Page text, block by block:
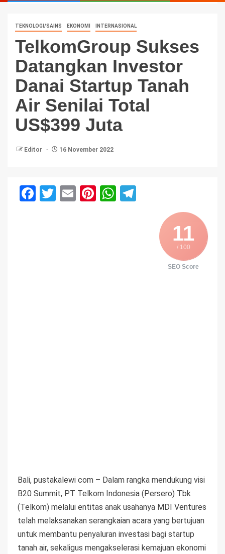
TEKNOLOGI/SAINS EKONOMI INTERNASIONAL
TelkomGroup Sukses
Datangkan Investor
Danai Startup Tanah
Air Senilai Total
US$399 Juta
Editor 16 November 2022
Facebook
Twitter
EmailPinterest
WhatsApp
11
/ 100
SEO Score
Bali, pustakalewi com – Dalam rangka mendukung visi
B20 Summit, PT Telkom Indonesia (Persero) Tbk
(Telkom) melalui entitas anak usahanya MDI Ventures
telah melaksanakan serangkaian acara yang bertujuan
untuk membantu penyaluran investasi bagi startup
tanah air, sekaligus mengakselerasi kemajuan ekonomi